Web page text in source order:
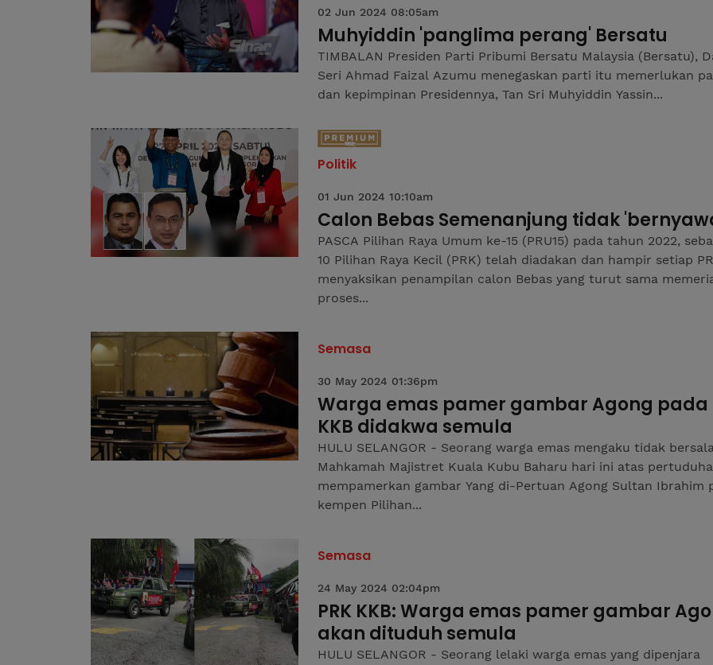
02 Jun 2024 08:05am
Muhyiddin 'panglima perang' Bersatu
TIMBALAN Presiden Parti Pribumi Bersatu Malaysia (Bersatu),
Seri Ahmad Faizal Azumu menegaskan parti itu memerlukan
dan kepimpinan Presidennya, Tan Sri Muhyiddin Yassin...
Politik
01 Jun 2024 10:10am
Calon Bebas Semenanjung tidak
PASCA Pilihan Raya Umum ke-15 (PRU15) pada tahun 2022,
10 Pilihan Raya Kecil (PRK) telah diadakan dan hampir setiap
menyaksikan penampilan calon Bebas yang turut sama
proses...
Semasa
30 May 2024 01:36pm
Warga emas pamer gambar Agong pada
KKB didakwa semula
HULU SELANGOR - Seorang warga emas mengaku tidak
Mahkamah Majistret Kuala Kubu Baharu hari ini atas
mempamerkan gambar Yang di-Pertuan Agong Sultan Ibrahim
kempen Pilihan...
Semasa
24 May 2024 02:04pm
PRK KKB: Warga emas pamer gambar
akan dituduh semula
HULU SELANGOR - Seorang lelaki warga emas yang dipenjara